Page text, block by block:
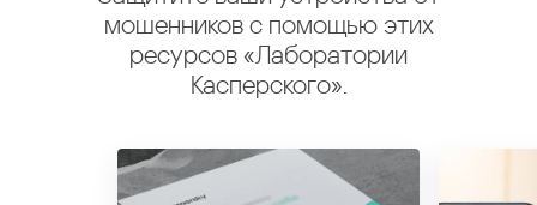
мошенников с помощью этих
ресурсов «Лаборатории
Касперского».